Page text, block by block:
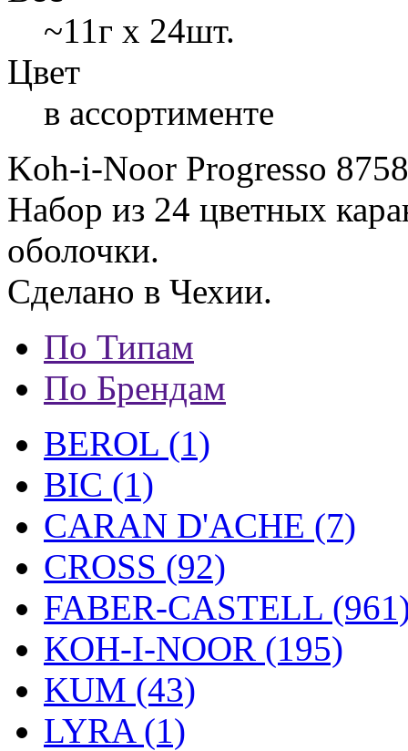
~11г х 24шт.
Цвет
в ассортименте
Koh-i-Noor Progresso
Набор из 24 цветных
оболочки.
Сделано в Чехии.
По Типам
По Брендам
BEROL (1)
BIC (1)
CARAN D'ACHE (7)
CROSS (92)
FABER-CASTELL
KOH-I-NOOR (195)
KUM (43)
LYRA (1)